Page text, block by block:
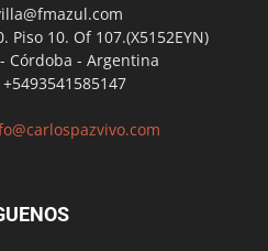
Piso 10. Of 107.(X5152EYN)
Córdoba - Argentina